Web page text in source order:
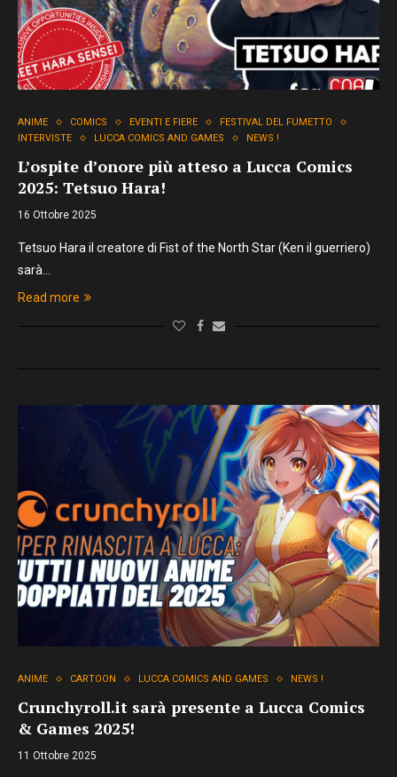
ANIME COMICS EVENTI E FIERE
FESTIVAL DEL FUMETTO
INTERVISTE
LUCCA COMICS AND GAMES NEWS !
L’ospite d’onore più atteso a Lucca Comics
2025: Tetsuo Hara!
16 Ottobre 2025
Tetsuo Hara il creatore di Fist of the North Star (Ken il guerriero)
sarà…
Read more
ANIME CARTOON LUCCA COMICS AND GAMES NEWS !
Crunchyroll.it sarà presente a Lucca Comics
& Games 2025!
11 Ottobre 2025